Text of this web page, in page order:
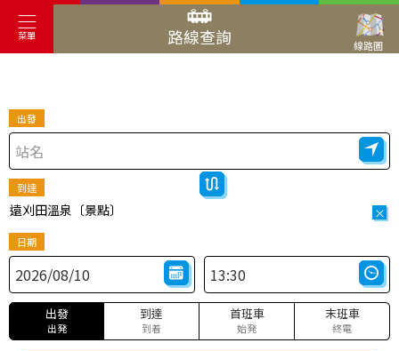
菜單 路線查詢 線路圖
出發
到達
遠刈田溫泉〔景點〕 ×
日期
出發
出発
到達
到着
首班車
始発
末班車
終電